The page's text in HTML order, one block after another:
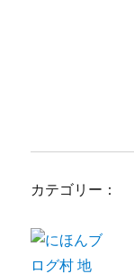
カテゴリー：